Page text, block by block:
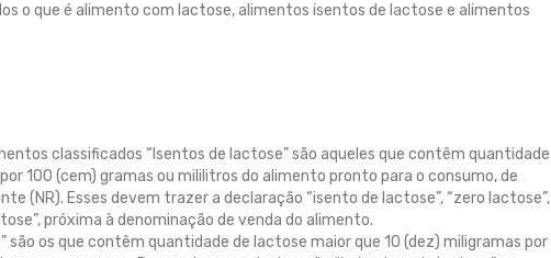
o que é alimento com lactose, alimentos isentos de lactose e alimentos
classificados “Isentos de lactose” são aqueles que contêm quantidade
100 (cem) gramas ou mililitros do alimento pronto para o consumo, de
(NR). Esses devem trazer a declaração “isento de lactose”, “zero lactose”,
próxima à denominação de venda do alimento.
são os que contêm quantidade de lactose maior que 10 (dez) miligramas por